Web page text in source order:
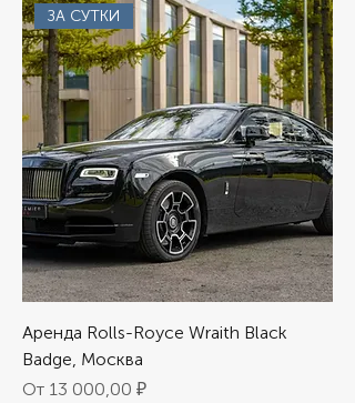
ЗА СУТКИ
Аренда Rolls-Royce Wraith Black
Badge, Москва
От 13 000,00 ₽
Цена со скидкой